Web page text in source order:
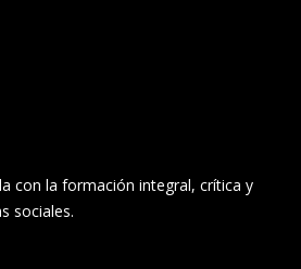
con la formación integral, crítica y
sociales.